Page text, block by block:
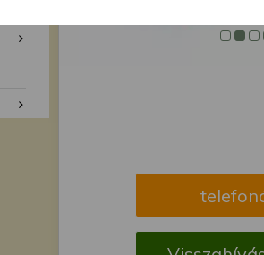
megváltoztathatja beállításait. Felhívjuk
feltétlenül szükséges az Ön hozzájárulása,
beállításai csak erre a weboldalra